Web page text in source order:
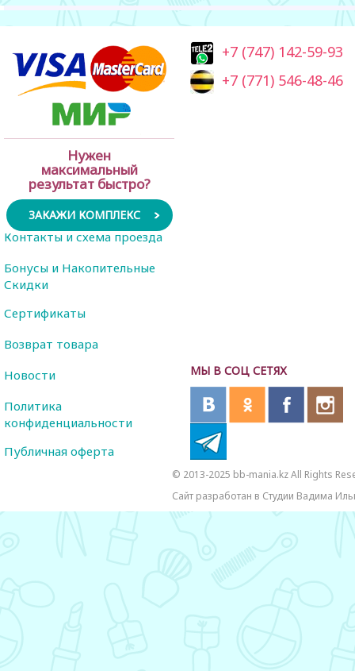
Нужен
максимальный
результат быстро?
ЗАКАЖИ КОМПЛЕКС
+7 (747) 142-59-93
+7 (771) 546-48-46
МЫ В СОЦ СЕТЯХ
Контакты и схема проезда
Бонусы и Накопительные
Скидки
Сертификаты
Возврат товара
Новости
Политика
конфиденциальности
Публичная оферта
© 2013-2025 bb-mania.kz All Rights
Сайт разработан в Студии Вадима